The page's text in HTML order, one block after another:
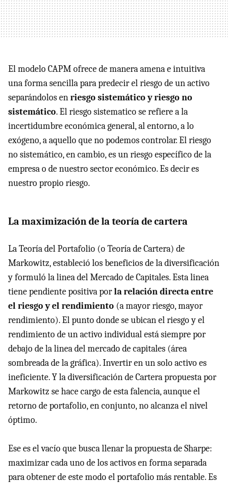
El modeloCAPMofrece de manera amena e intuitiva
una forma sencilla para predecir el riesgo de un activo
separándolos enriesgo sistemático y riesgo no
sistemático. El riesgo sistematico se refiere a la
incertidumbre económica general, al entorno, a lo
exógeno, a aquello que no podemos controlar. El riesgo
no sistemático, en cambio, es un riesgo específico de la
empresa o de nuestro sector económico. Es decir es
nuestro propio riesgo.
La maximización de la teoría de cartera
La Teoría del Portafolio (o Teoría de Cartera) de
Markowitz, estableció los beneficios de la diversificación
y formuló la linea del Mercado de Capitales. Esta linea
tiene pendiente positiva porla relación directa entre
el riesgo y el rendimiento (a mayor riesgo, mayor
rendimiento). El punto donde se ubican el riesgo y el
rendimiento de un activo individual está siempre por
debajo de la linea del mercado de capitales (área
sombreada de la gráfica). Invertir en un solo activo es
ineficiente. Y la diversificación de Cartera propuesta por
Markowitz se hace cargo de esta falencia, aunque el
retorno de portafolio, en conjunto, no alcanza el nivel
óptimo.
Ese es el vacío que busca llenar la propuesta de Sharpe:
maximizar cada uno de los activos en forma separada
para obtener de este modo el portafolio más rentable. Es